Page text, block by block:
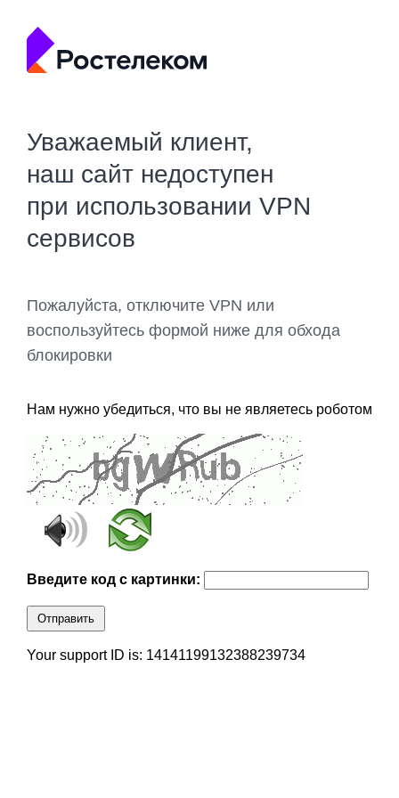
Уважаемый клиент,
наш сайт недоступен
при использовании VPN
сервисов
Пожалуйста, отключите VPN или
воспользуйтесь формой ниже для обхода
блокировки
Нам нужно убедиться, что вы не являетесь роботом
Введите код с картинки:
Отправить
Your support ID is: 14141199132388239734